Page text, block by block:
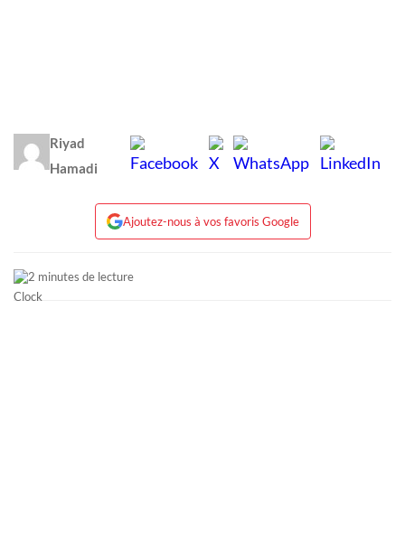
Riyad
Hamadi
Ajoutez-nous à vos favoris Google
2 minutes de lecture